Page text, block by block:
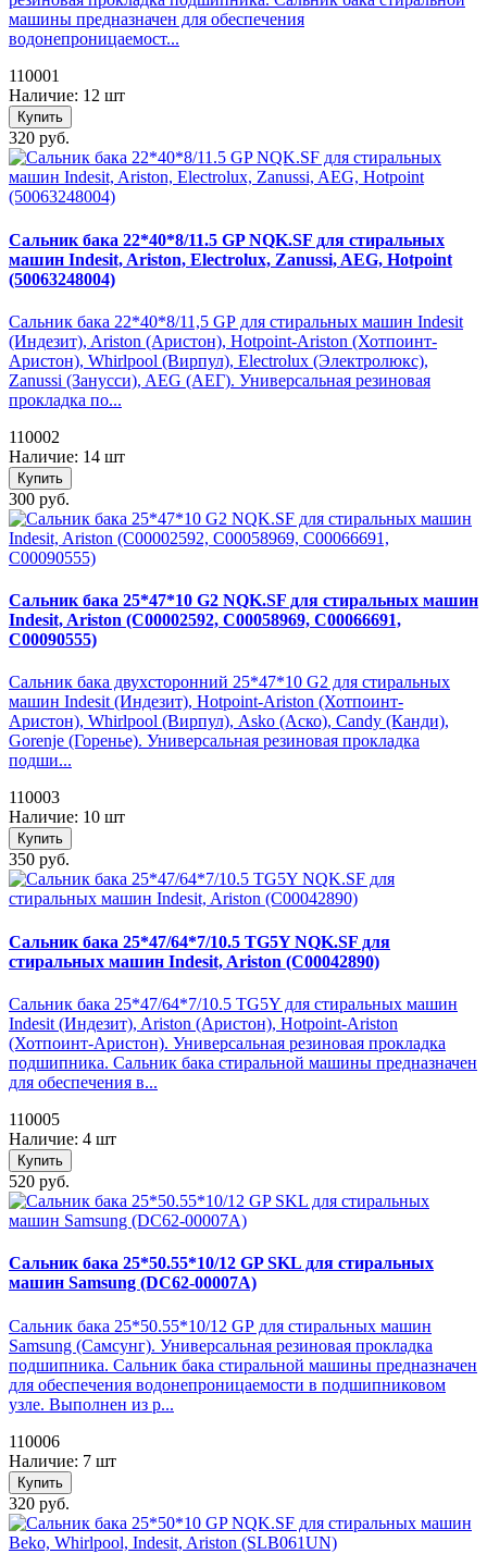
машины предназначен для обеспечения
водонепроницаемост...
110001
Наличие: 12 шт
Купить
320 руб.
Сальник бака 22*40*8/11.5 GP NQK.SF для стиральных
машин Indesit, Ariston, Electrolux, Zanussi, AEG, Hotpoint
(50063248004)
Сальник бака 22*40*8/11,5 GP для стиральных машин Indesit
(Индезит), Ariston (Аристон), Hotpoint-Ariston (Хотпоинт-
Аристон), Whirlpool (Вирпул), Electrolux (Электролюкс),
Zanussi (Занусси), AEG (АЕГ). Универсальная резиновая
прокладка по...
110002
Наличие: 14 шт
Купить
300 руб.
Сальник бака 25*47*10 G2 NQK.SF для стиральных машин
Indesit, Ariston (C00002592, C00058969, C00066691,
C00090555)
Сальник бака двухсторонний 25*47*10 G2 для стиральных
машин Indesit (Индезит), Hotpoint-Ariston (Хотпоинт-
Аристон), Whirlpool (Вирпул), Asko (Аско), Candy (Канди),
Gorenje (Горенье). Универсальная резиновая прокладка
подши...
110003
Наличие: 10 шт
Купить
350 руб.
Сальник бака 25*47/64*7/10.5 TG5Y NQK.SF для
стиральных машин Indesit, Ariston (C00042890)
Сальник бака 25*47/64*7/10.5 TG5Y для стиральных машин
Indesit (Индезит), Ariston (Аристон), Hotpoint-Ariston
(Хотпоинт-Аристон). Универсальная резиновая прокладка
подшипника. Сальник бака стиральной машины предназначен
для обеспечения в...
110005
Наличие: 4 шт
Купить
520 руб.
Сальник бака 25*50.55*10/12 GP SKL для стиральных
машин Samsung (DC62-00007A)
Сальник бака 25*50.55*10/12 GP для стиральных машин
Samsung (Самсунг). Универсальная резиновая прокладка
подшипника. Сальник бака стиральной машины предназначен
для обеспечения водонепроницаемости в подшипниковом
узле. Выполнен из р...
110006
Наличие: 7 шт
Купить
320 руб.